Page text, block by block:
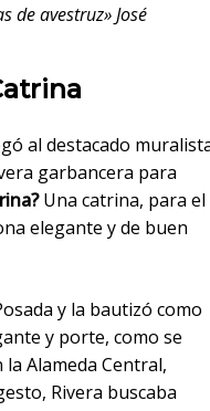
de avestruz» José
al destacado
garbancera para
Una catrina, para el
elegante y de buen
y la bautizó como
y porte, como se
Alameda Central,
Rivera buscaba